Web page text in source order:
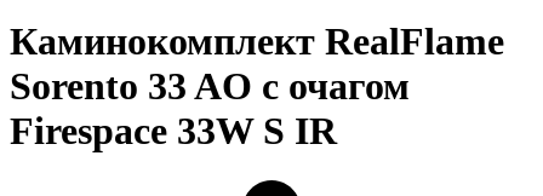
Каминокомплект RealFlame
Sorento 33 AO с очагом
Firespace 33W S IR